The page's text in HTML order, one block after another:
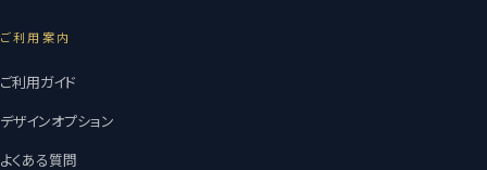
ご利用案内
ご利用ガイド
デザインオプション
よくある質問